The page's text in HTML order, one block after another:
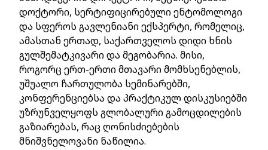
დოქტორი, სერტიფიცირებული ენტომოლოგი
და სფეროს გავლენიანი ექსპერტი, რომელიც,
ამასთან ერთად, საქართველოს დიდი ხნის
გულშემატკივარი და მეგობარია. მისი,
როგორც ერთ-ერთი მთავარი მომხსენებლის,
უშუალო ჩართულობა სემინარებში,
კონფერენციებსა და პრაქტიკულ დისკუსიებში
უზრუნველყოფს გლობალური გამოცდილების
გაზიარებას, რაც ღონისძიებების
მნიშვნელოვანი ნაწილია.